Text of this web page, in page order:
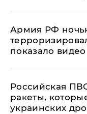
Армия РФ
показало видео
Российская
ракеты,
украинских